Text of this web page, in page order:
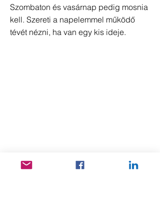
Szombaton és vasárnap pedig mosnia
kell. Szereti a napelemmel működő
tévét nézni, ha van egy kis ideje.